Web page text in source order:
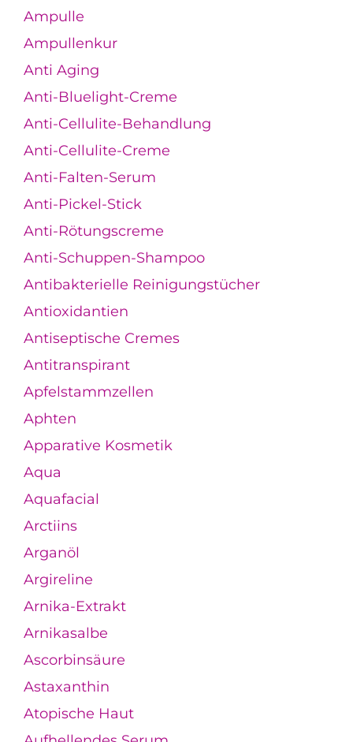
Ampulle
Ampullenkur
Anti Aging
Anti-Bluelight-Creme
Anti-Cellulite-Behandlung
Anti-Cellulite-Creme
Anti-Falten-Serum
Anti-Pickel-Stick
Anti-Rötungscreme
Anti-Schuppen-Shampoo
Antibakterielle Reinigungstücher
Antioxidantien
Antiseptische Cremes
Antitranspirant
Apfelstammzellen
Aphten
Apparative Kosmetik
Aqua
Aquafacial
Arctiins
Arganöl
Argireline
Arnika-Extrakt
Arnikasalbe
Ascorbinsäure
Astaxanthin
Atopische Haut